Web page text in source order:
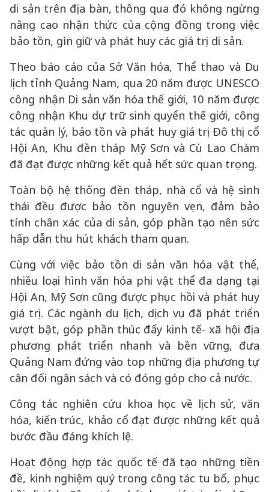
di sản trên địa bàn, thông qua đó không ngừng
nâng cao nhận thức của cộng đồng trong việc
bảo tồn, gìn giữ và phát huy các giá trị di sản.
Theo báo cáo của Sở Văn hóa, Thể thao và Du
lịch tỉnh Quảng Nam, qua 20 năm được UNESCO
công nhận Di sản văn hóa thế giới, 10 năm được
công nhận Khu dự trữ sinh quyển thế giới, công
tác quản lý, bảo tồn và phát huy giá trị Đô thị cổ
Hội An, Khu đền tháp Mỹ Sơn và Cù Lao Chàm
đã đạt được những kết quả hết sức quan trọng.
Toàn bộ hệ thống đền tháp, nhà cổ và hệ sinh
thái đều được bảo tồn nguyên vẹn, đảm bảo
tính chân xác của di sản, góp phần tạo nên sức
hấp dẫn thu hút khách tham quan.
Cùng với việc bảo tồn di sản văn hóa vật thể,
nhiều loại hình văn hóa phi vật thể đa dạng tại
Hội An, Mỹ Sơn cũng được phục hồi và phát huy
giá trị. Các ngành du lịch, dịch vụ đã phát triển
vượt bật, góp phần thúc đẩy kinh tế- xã hội địa
phương phát triển nhanh và bền vững, đưa
Quảng Nam đứng vào top những địa phương tự
cân đối ngân sách và có đóng góp cho cả nước.
Công tác nghiên cứu khoa học về lịch sử, văn
hóa, kiến trúc, khảo cổ đạt được những kết quả
bước đầu đáng khích lệ.
Hoạt động hợp tác quốc tế đã tạo những tiền
đề, kinh nghiệm quý trong công tác tu bổ, phục